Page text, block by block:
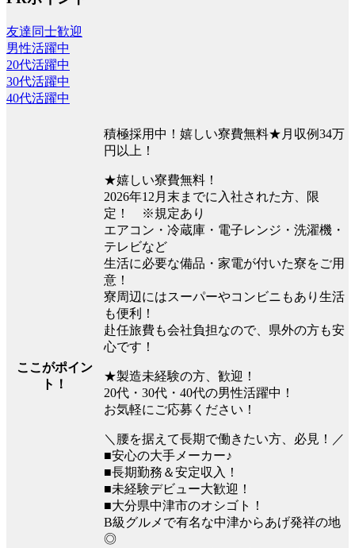
友達同士歓迎
男性活躍中
20代活躍中
30代活躍中
40代活躍中
ここがポイン
ト！
積極採用中！嬉しい寮費無料★月収例34万
円以上！
★嬉しい寮費無料！
2026年12月末までに入社された方、限
定！ ※規定あり
エアコン・冷蔵庫・電子レンジ・洗濯機・
テレビなど
生活に必要な備品・家電が付いた寮をご用
意！
寮周辺にはスーパーやコンビニもあり生活
も便利！
赴任旅費も会社負担なので、県外の方も安
心です！
★製造未経験の方、歓迎！
20代・30代・40代の男性活躍中！
お気軽にご応募ください！
＼腰を据えて長期で働きたい方、必見！／
■安心の大手メーカー♪
■長期勤務＆安定収入！
■未経験デビュー大歓迎！
■大分県中津市のオシゴト！
B級グルメで有名な中津からあげ発祥の地
◎